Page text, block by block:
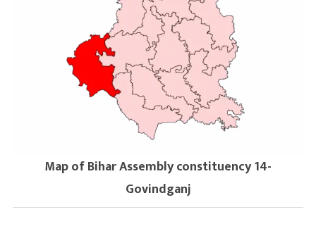
Map of Bihar Assembly constituency 14-
Govindganj